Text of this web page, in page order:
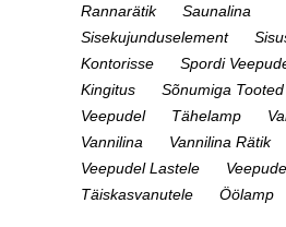
Rannarätik
Saunalina
Sisekujunduselement
Kontorisse
Spordi
Kingitus
Sõnumiga Tooted
Veepudel
Tähelamp
Vannilina
Vannilina Rätik
Veepudel Lastele
Täiskasvanutele
Öölamp